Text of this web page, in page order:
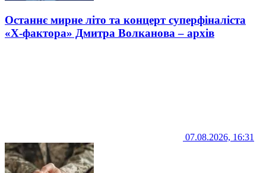
Останнє мирне літо та концерт суперфіналіста
«Х-фактора» Дмитра Волканова – архів
07.08.2026, 16:31